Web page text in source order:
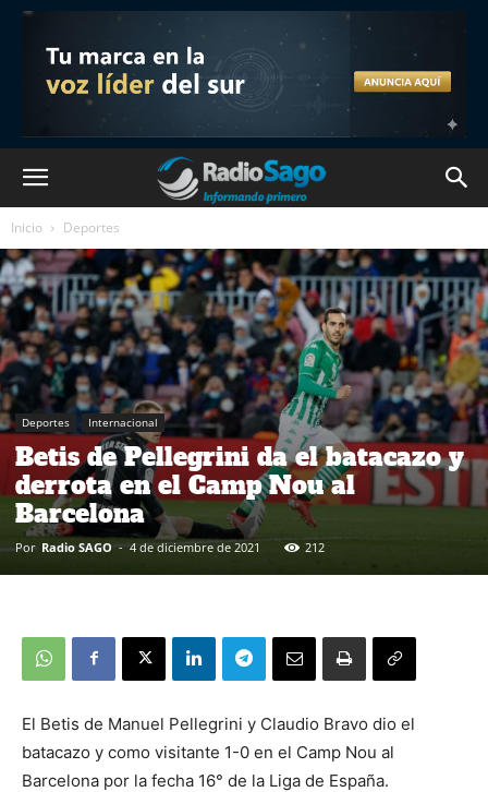
Inicio Deportes
Deportes Internacional
Betis de Pellegrini da el batacazo y
derrota en el Camp Nou al
Barcelona
Por Radio SAGO - 4 de diciembre de 2021 212
El Betis de Manuel Pellegrini y Claudio Bravo dio el
batacazo y como visitante 1-0 en el Camp Nou al
Barcelona por la fecha 16° de la Liga de España.